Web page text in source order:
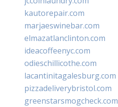
kautorepair.com
marjaeswinebar.com
elmazatlanclinton.com
ideacoffeenyc.com
odieschillicothe.com
lacantinitagalesburg.com
pizzadeliverybristol.com
greenstarsmogcheck.com